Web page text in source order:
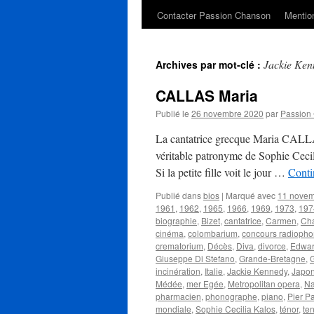
Contacter Passion Chanson
Archives par mot-clé : Jackie
CALLAS Maria
Publié le 26 novembre 2020 par Passion
La cantatrice grecque Maria
véritable patronyme de Sophie
Si la petite fille voit le jour …
Publié dansbios | Marqué avec 11
1961 , 1962, 1965, 1966, 1969, 1973,
biographie, Bizet, cantatrice, Carmen,
cinéma, colombarium, concours
crematorium, Décès, Diva, divorce,
Giuseppe Di Stefano, Grande-Bretagne,
incinération, Italie, Jackie Kennedy, Japon
Médée, mer Egée, Metropolitan opera,
pharmacien, phonographe, piano, Pier
mondiale, Sophie Cecilia Kalos, ténor,